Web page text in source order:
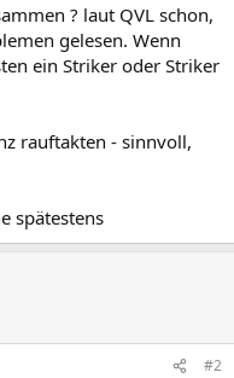
? laut QVL schon,
gelesen. Wenn
ein Striker oder Striker
rauftakten - sinnvoll,
spätestens
#2